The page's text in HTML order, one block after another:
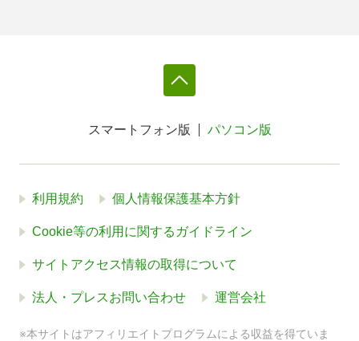
スマートフォン版 パソコン版
利用規約 個人情報保護基本方針
Cookie等の利用に関するガイドライン
サイトアクセス情報の取得について
法人・プレスお問い合わせ 運営会社
※本サイトはアフィリエイトプログラムによる収益を得ていま